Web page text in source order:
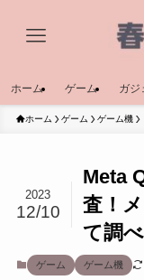
ホーム ゲーム ガジ
ホーム ゲーム ゲーム機
Meta
査！
て調
2023
12/10
ゲーム ゲーム機